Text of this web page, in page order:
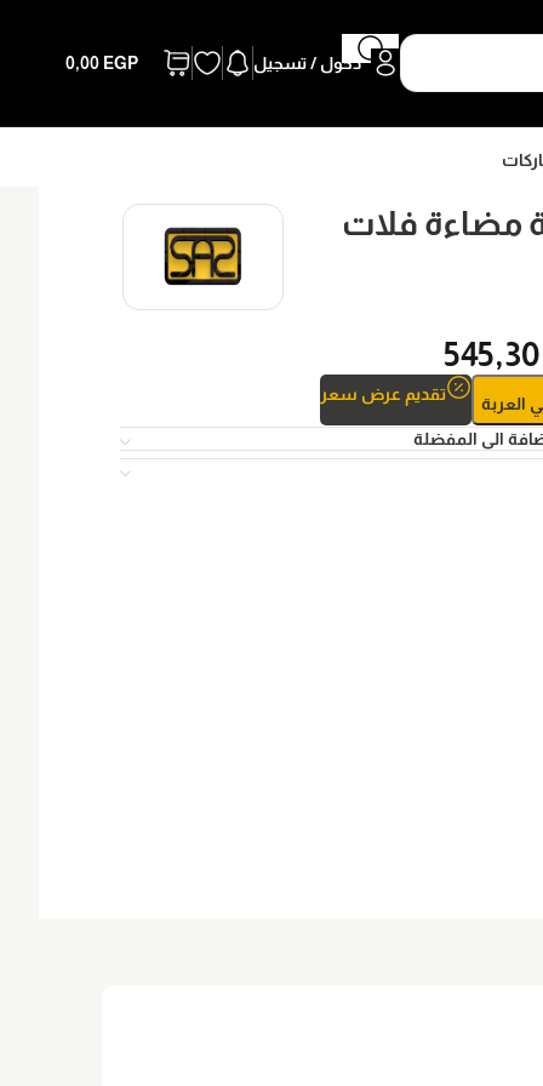
دخول / تسجيل 0,00 EGP
مضاءة فلات
545,30
العربة تقديم عرض سعر
الى المفضلة